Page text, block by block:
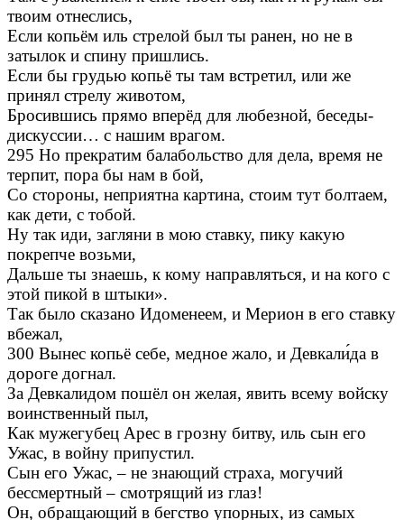
твоим отнеслись,
Если копьём иль стрелой был ты ранен, но не в
затылок и спину пришлись.
Если бы грудью копьё ты там встретил, или же
принял стрелу животом,
Бросившись прямо вперёд для любезной, беседы-
дискуссии… с нашим врагом.
295 Но прекратим балабольство для дела, время не
терпит, пора бы нам в бой,
Со стороны, неприятна картина, стоим тут болтаем,
как дети, с тобой.
Ну так иди, загляни в мою ставку, пику какую
покрепче возьми,
Дальше ты знаешь, к кому направляться, и на кого с
этой пикой в штыки».
Так было сказано Идоменеем, и Мерион в его ставку
вбежал,
300 Вынес копьё себе, медное жало, и Девкали́да в
дороге догнал.
За Девкалидом пошёл он желая, явить всему войску
воинственный пыл,
Как мужегубец Арес в грозну битву, иль сын его
Ужас, в войну припустил.
Сын его Ужас, – не знающий страха, могучий
бессмертный – смотрящий из глаз!
Он, обращающий в бегство упорных, из самых